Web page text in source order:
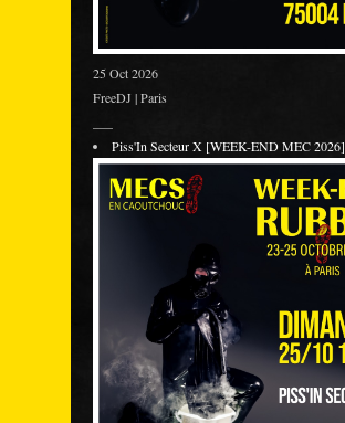
25 Oct 2026
FreeDJ | Paris
Piss'In Secteur X [WEEK-END MEC 2026]